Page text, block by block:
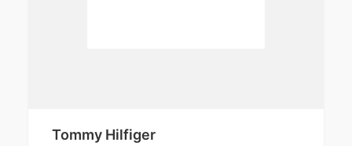
Tommy Hilfiger